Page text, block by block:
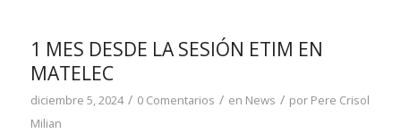
1 MES DESDE LA SESIÓN ETIM EN
MATELEC
diciembre 5, 2024 / 0 Comentarios / en News / por Pere Crisol
Milian